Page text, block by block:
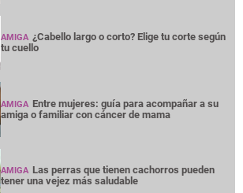
AMIGA ¿Cabello largo o corto? Elige tu corte según
tu cuello
AMIGA Entre mujeres: guía para acompañar a su
amiga o familiar con cáncer de mama
AMIGA Las perras que tienen cachorros pueden
tener una vejez más saludable